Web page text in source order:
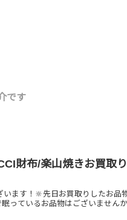
です
財布/楽山焼きお買取
ます！🔆先日お買取りしたお品
っているお品物はございません